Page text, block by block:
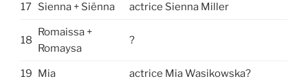
17 Sienna + Siënna actrice Sienna Miller
18
Romaissa +
Romaysa
?
19 Mia actrice Mia Wasikowska?